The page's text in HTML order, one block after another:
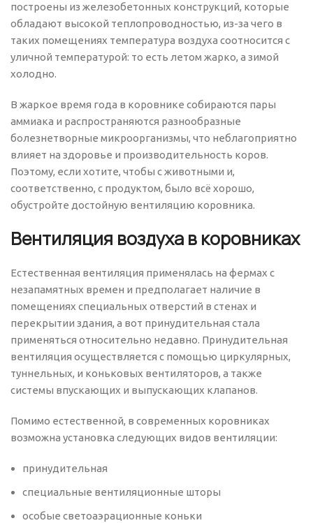
построены из железобетонных конструкций, которые
обладают высокой теплопроводностью, из-за чего в
таких помещениях температура воздуха соотносится с
уличной температурой: то есть летом жарко, а зимой
холодно.
В жаркое время года в коровнике собираются пары
аммиака и распространяются разнообразные
болезнетворные микроорганизмы, что неблагоприятно
влияет на здоровье и производительность коров.
Поэтому, если хотите, чтобы с животными и,
соответственно, с продуктом, было всё хорошо,
обустройте достойную вентиляцию коровника.
Вентиляция воздуха в коровниках
Естественная вентиляция применялась на фермах с
незапамятных времен и предполагает наличие в
помещениях специальных отверстий в стенах и
перекрытии здания, а вот принудительная стала
применяться относительно недавно. Принудительная
вентиляция осуществляется с помощью циркулярных,
туннельных, и коньковых вентиляторов, а также
системы впускающих и выпускающих клапанов.
Помимо естественной, в современных коровниках
возможна установка следующих видов вентиляции:
принудительная
специальные вентиляционные шторы
особые светоаэрационные коньки